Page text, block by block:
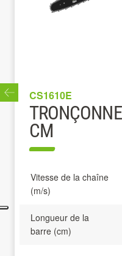
CS1610E
CM
Vitesse de la chaîne
(m/s)
Longueur de la
barre (cm)